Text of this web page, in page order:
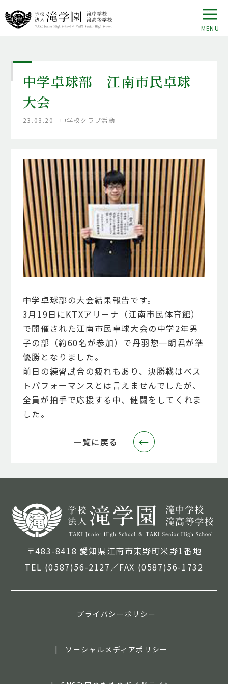
中学卓球部 江南市民卓球
大会
23.03.20 中学校クラブ活動
中学卓球部の大会結果報告です。
3月19日にKTXアリーナ（江南市民体育館）
で開催された江南市民卓球大会の中学2年男
子の部（約60名が参加）で丹羽惣一朗君が準
優勝となりました。
前日の練習試合の疲れもあり、決勝戦はベス
トパフォーマンスとは言えませんでしたが、
全員が拍手で応援する中、健闘をしてくれま
した。
一覧に戻る ←
〒483-8418 愛知県江南市東野町米野1番地
TEL (0587)56-2127／FAX (0587)56-1732
プライバシーポリシー
ソーシャルメディアポリシー